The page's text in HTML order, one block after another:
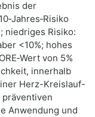
der
niedriges Risiko:
<10%; hohes
von 5%
innerhalb
Herz-Kreislauf-
Anwendung und